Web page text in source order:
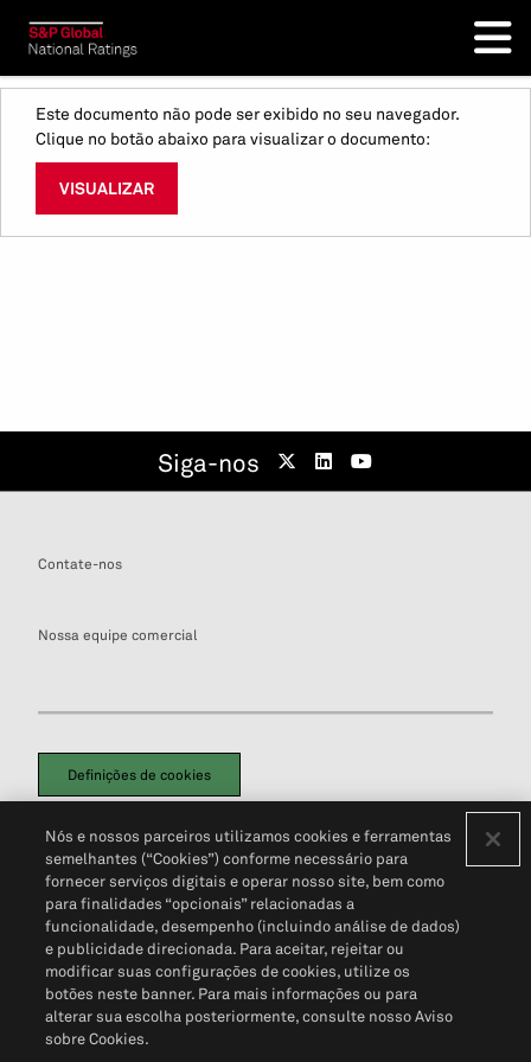
Este documento não pode ser exibido no seu navegador.
Clique no botão abaixo para visualizar o documento:
VISUALIZAR
Siga-nos
Contate-nos
Nossa equipe comercial
Definições de cookies
Política de PrivacidadePortal de privacidade do cliente (em inglês)
Não Venda Minhas Informações Pessoais© 2026 S&P Global
Nós e nossos parceiros utilizamos cookies e ferramentas
semelhantes (“Cookies”) conforme necessário para
fornecer serviços digitais e operar nosso site, bem como
para finalidades “opcionais” relacionadas a
funcionalidade, desempenho (incluindo análise de dados)
e publicidade direcionada. Para aceitar, rejeitar ou
modificar suas configurações de cookies, utilize os
botões neste banner. Para mais informações ou para
alterar sua escolha posteriormente, consulte nosso Aviso
sobre Cookies.